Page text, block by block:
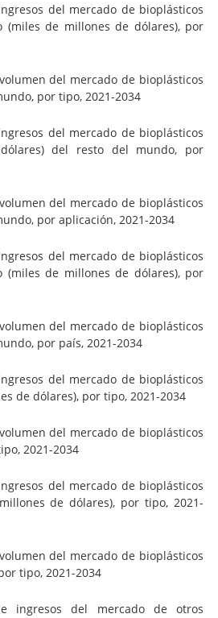
del mercado de bioplásticos
de millones de dólares), por
del mercado de bioplásticos
por tipo, 2021-2034
del mercado de bioplásticos
del resto del mundo, por
del mercado de bioplásticos
por aplicación, 2021-2034
del mercado de bioplásticos
de millones de dólares), por
del mercado de bioplásticos
por país, 2021-2034
del mercado de bioplásticos
de dólares), por tipo, 2021-2034
del mercado de bioplásticos
2021-2034
del mercado de bioplásticos
de dólares), por tipo, 2021-
del mercado de bioplásticos
tipo, 2021-2034
ingresos del mercado de otros